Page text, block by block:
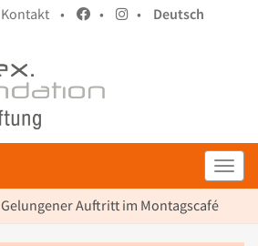
Kontakt • • •
Deutsch
Gelungener Auftritt im Montagscafé